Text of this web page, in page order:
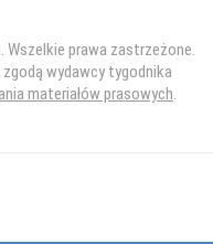
prawa zastrzeżone.
wydawcy tygodnika
materiałów prasowych